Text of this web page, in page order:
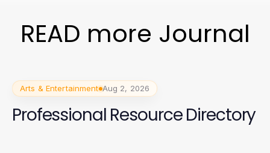
READ more Journal
Arts & Entertainment Aug 2, 2026
Professional Resource Directory